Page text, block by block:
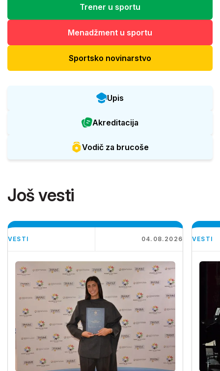
Trener u sportu
Menadžment u sportu
Sportsko novinarstvo
Upis
Akreditacija
Vodič za brucoše
Još vesti
VESTI 04.08.2026 VESTI